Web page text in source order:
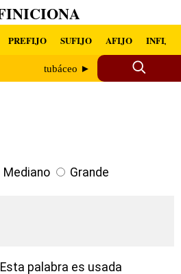
PREFIJO SUFIJO AFIJO INFIJO
tubáceo ►
Mediano Grande
palabra es usada